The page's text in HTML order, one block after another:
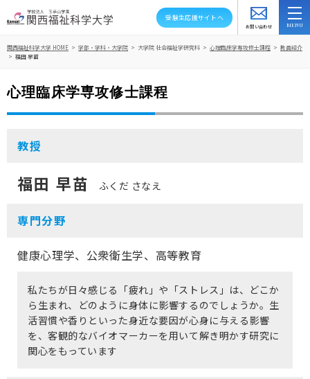
受験生応援サイトへ
お問い合わせ
スクールバス アクセス 資料請求
学部・学科・大学院
教員紹介
キャンパスライフ
在学生の方へ
保護者の方へ
関西福祉科学大学 HOME > 学部・学科・大学院 > 大学院 社会福祉学研究科 > 心理臨床学専攻修士課程 > 教員紹介
> 福田 早苗
心理臨床学専攻修士課程
教授
福田 早苗 ふくだ さなえ
専門分野
健康心理学、公衆衛生学、高等教育
私たちが日々感じる「疲れ」や「ストレス」は、どこか
ら生まれ、どのように身体に影響するのでしょうか。生
活習慣や香りといった身近な要因が心身に与える影響
を、客観的なバイオマーカーを用いて解き明かす研究に
関心をもっています